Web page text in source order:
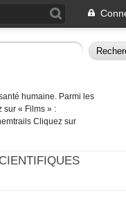
humaine. Parmi les
sur « Films » :
Cliquez sur